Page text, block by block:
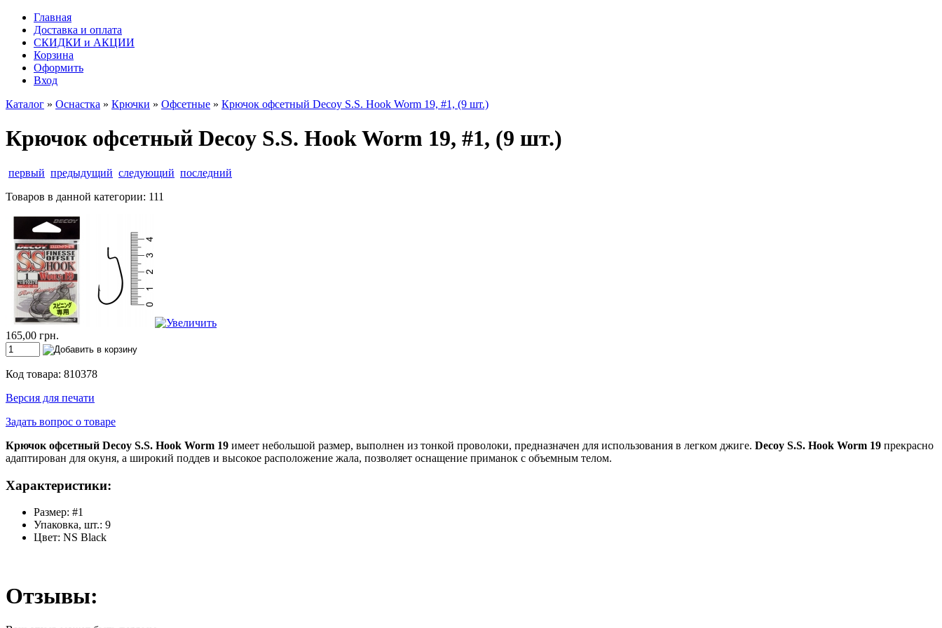
Главная
Доставка и оплата
СКИДКИ и АКЦИИ
Корзина
Оформить
Вход
Каталог » Оснастка » Крючки » Офсетные » Крючок офсетный Decoy S.S. Hook Worm 19, #1, (9 шт.)
Крючок офсетный Decoy S.S. Hook Worm 19, #1, (9 шт.)
первый предыдущий следующий последний
Товаров в данной категории: 111
165,00 грн.
Код товара: 810378
Версия для печати
Задать вопрос о товаре
Крючок офсетный Decoy S.S. Hook Worm 19 имеет небольшой размер, выполнен из тонкой проволоки, предназначен для использования в легком джиге. Decoy S.S. Hook Worm 19 прекрасно
адаптирован для окуня, а широкий поддев и высокое расположение жала, позволяет оснащение приманок с объемным телом.
Характеристики:
Размер: #1
Упаковка, шт.: 9
Цвет: NS Black
Отзывы: